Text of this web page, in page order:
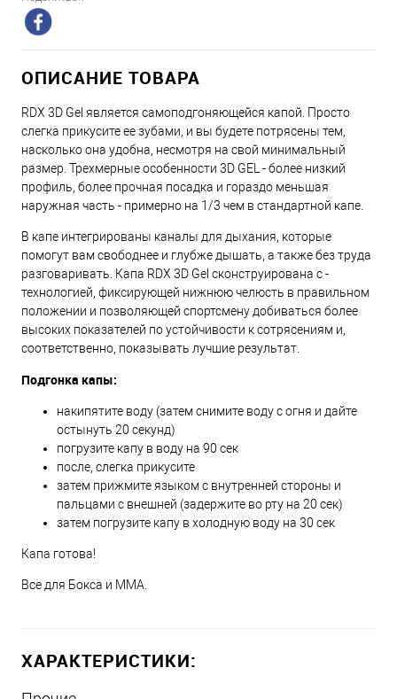
ОПИСАНИЕ ТОВАРА
RDX 3D Gel является самоподгоняющейся капой. Просто
слегка прикусите ее зубами, и вы будете потрясены тем,
насколько она удобна, несмотря на свой минимальный
размер. Трехмерные особенности 3D GEL - более низкий
профиль, более прочная посадка и гораздо меньшая
наружная часть - примерно на 1/3 чем в стандартной капе.
В капе интегрированы каналы для дыхания, которые
помогут вам свободнее и глубже дышать, а также без труда
разговаривать. Капа RDX 3D Gel сконструирована с -
технологией, фиксирующей нижнюю челюсть в правильном
положении и позволяющей спортсмену добиваться более
высоких показателей по устойчивости к сотрясениям и,
соответственно, показывать лучшие результат.
Подгонка капы:
накипятите воду (затем снимите воду с огня и дайте
остынуть 20 секунд)
погрузите капу в воду на 90 сек
после, слегка прикусите
затем прижмите языком с внутренней стороны и
пальцами с внешней (задержите во рту на 20 сек)
затем погрузите капу в холодную воду на 30 сек
Капа готова!
Все для Бокса и ММА.
ХАРАКТЕРИСТИКИ: